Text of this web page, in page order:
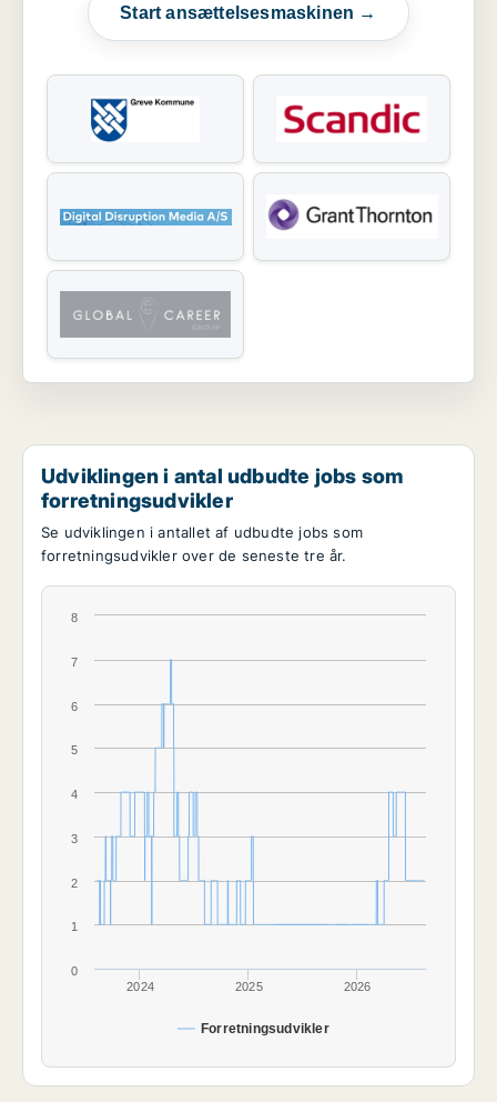
Start ansættelsesmaskinen →
Udviklingen i antal udbudte jobs som
forretningsudvikler
Se udviklingen i antallet af udbudte jobs som
forretningsudvikler over de seneste tre år.
Forretningsudvikler
2024 2025 2026
0
1
2
3
4
5
6
7
8